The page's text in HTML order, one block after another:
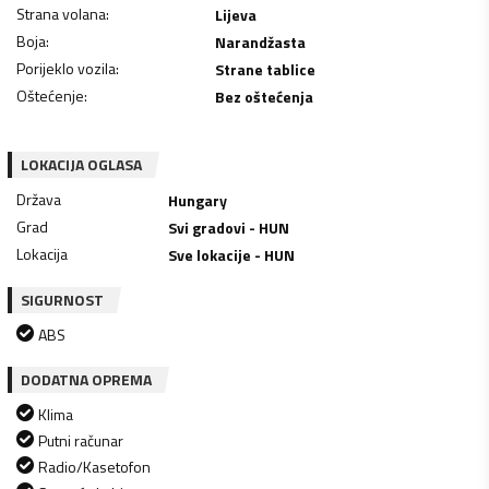
Strana volana:
Lijeva
Boja:
Narandžasta
Porijeklo vozila:
Strane tablice
Oštećenje: Bez oštećenja
LOKACIJA OGLASA
Država
Hungary
Grad
Svi gradovi - HUN
Lokacija
Sve lokacije - HUN
SIGURNOST
ABS
DODATNA OPREMA
Klima
Putni računar
Radio/Kasetofon